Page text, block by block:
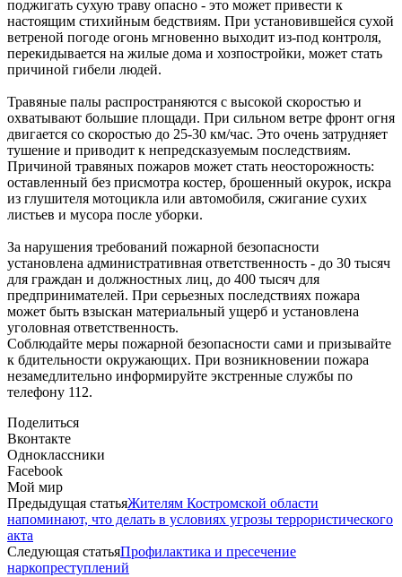
поджигать сухую траву опасно - это может привести к
настоящим стихийным бедствиям. При установившейся сухой
ветреной погоде огонь мгновенно выходит из-под контроля,
перекидывается на жилые дома и хозпостройки, может стать
причиной гибели людей.
Травяные палы распространяются с высокой скоростью и
охватывают большие площади. При сильном ветре фронт огня
двигается со скоростью до 25-30 км/час. Это очень затрудняет
тушение и приводит к непредсказуемым последствиям.
Причиной травяных пожаров может стать неосторожность:
оставленный без присмотра костер, брошенный окурок, искра
из глушителя мотоцикла или автомобиля, сжигание сухих
листьев и мусора после уборки.
За нарушения требований пожарной безопасности
установлена административная ответственность - до 30 тысяч
для граждан и должностных лиц, до 400 тысяч для
предпринимателей. При серьезных последствиях пожара
может быть взыскан материальный ущерб и установлена
уголовная ответственность.
Соблюдайте меры пожарной безопасности сами и призывайте
к бдительности окружающих. При возникновении пожара
незамедлительно информируйте экстренные службы по
телефону 112.
Поделиться
Вконтакте
Одноклассники
Facebook
Мой мир
Предыдущая статьяЖителям Костромской области
напоминают, что делать в условиях угрозы террористического
акта
Следующая статьяПрофилактика и пресечение
наркопреступлений